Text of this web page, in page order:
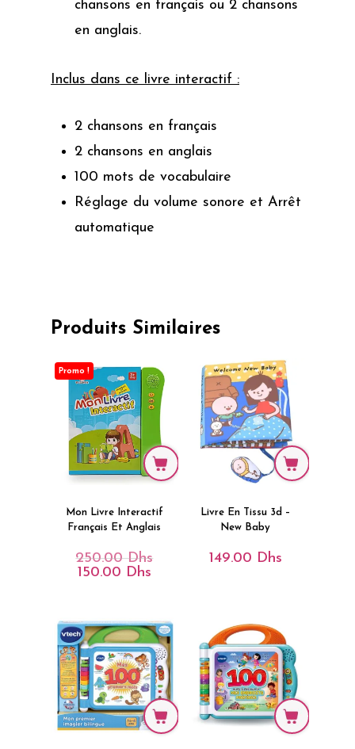
chansons en français ou 2 chansons
en anglais.
Inclus dans ce livre interactif :
2 chansons en français
2 chansons en anglais
100 mots de vocabulaire
Réglage du volume sonore et Arrêt
automatique
Produits Similaires
Promo !
Mon Livre Interactif
Français Et Anglais
250.00DhsLe
150.00 DhsLe
150.00 Dhs.
Livre En Tissu 3d –
New Baby
149.00 Dhs